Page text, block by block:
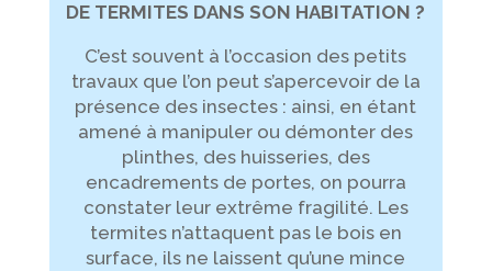
DE TERMITES DANS SON HABITATION ?
C’est souvent à l’occasion des petits
travaux que l’on peut s’apercevoir de la
présence des insectes : ainsi, en étant
amené à manipuler ou démonter des
plinthes, des huisseries, des
encadrements de portes, on pourra
constater leur extrême fragilité. Les
termites n’attaquent pas le bois en
surface, ils ne laissent qu’une mince